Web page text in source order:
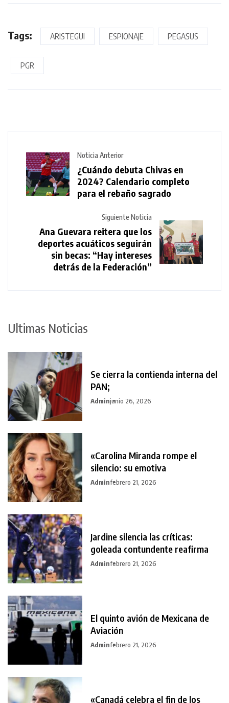
Tags: ARISTEGUI ESPIONAJE PEGASUS
PGR
Noticia Anterior
¿Cuándo debuta Chivas en
2024? Calendario completo
para el rebaño sagrado
Siguiente Noticia
Ana Guevara reitera que los
deportes acuáticos seguirán
sin becas: “Hay intereses
detrás de la Federación”
Ultimas Noticias
Se cierra la contienda interna del
PAN;
Adminjunio 26, 2026
«Carolina Miranda rompe el
silencio: su emotiva
Adminfebrero 21, 2026
Jardine silencia las críticas:
goleada contundente reafirma
Adminfebrero 21, 2026
El quinto avión de Mexicana de
Aviación
Adminfebrero 21, 2026
«Canadá celebra el fin de los